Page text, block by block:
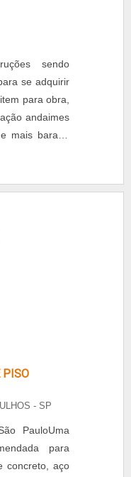
sendo
se adquirir
para obra,
andaimes
mais barata.
e com
pensa em
PISO
- SP
PauloUma
para
concreto, aço